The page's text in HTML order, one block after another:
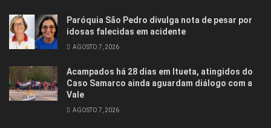
Paróquia São Pedro divulga nota de pesar por
idosas falecidas em acidente
AGOSTO 7, 2026
Acampados há 28 dias em Itueta, atingidos do
Caso Samarco ainda aguardam diálogo com a
Vale
AGOSTO 7, 2026